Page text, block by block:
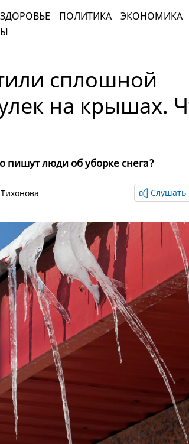
ЗДОРОВЬЕ ПОЛИТИКА ЭКОНОМИКА
сплошной
на крышах.
пишут люди об уборке снега?
Слушать